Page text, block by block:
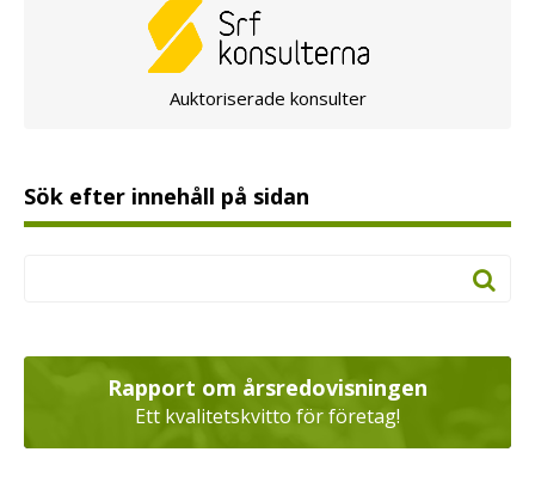
Auktoriserade konsulter
Sök efter innehåll på sidan
Rapport om årsredovisningen
Ett kvalitetskvitto för företag!